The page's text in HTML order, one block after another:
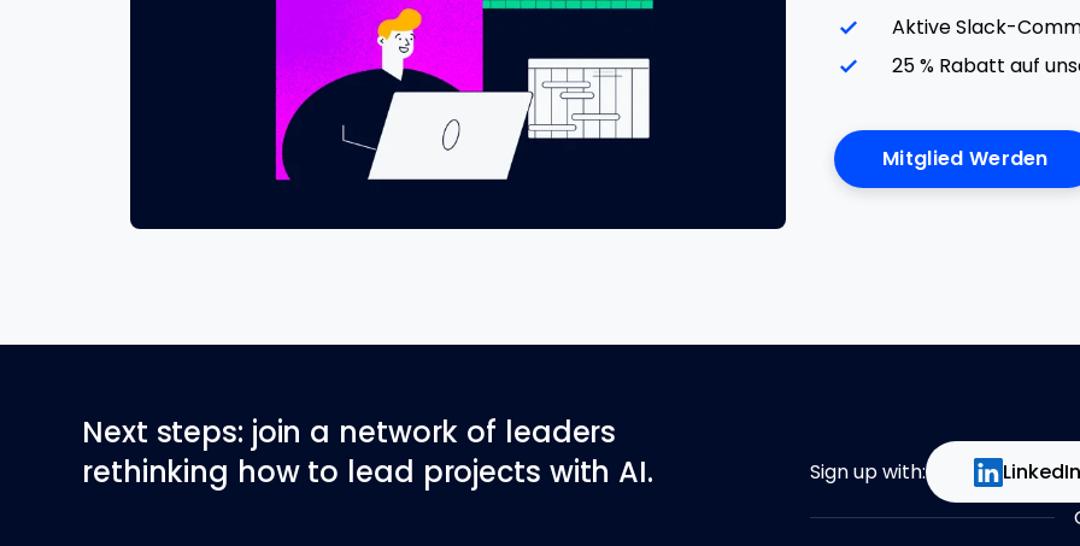
Aktive Slack-
25 % Rabatt auf
Mitglied Werden
Next steps: join a network of leaders
rethinking how to lead projects with AI.
Sign up with: LinkedIn